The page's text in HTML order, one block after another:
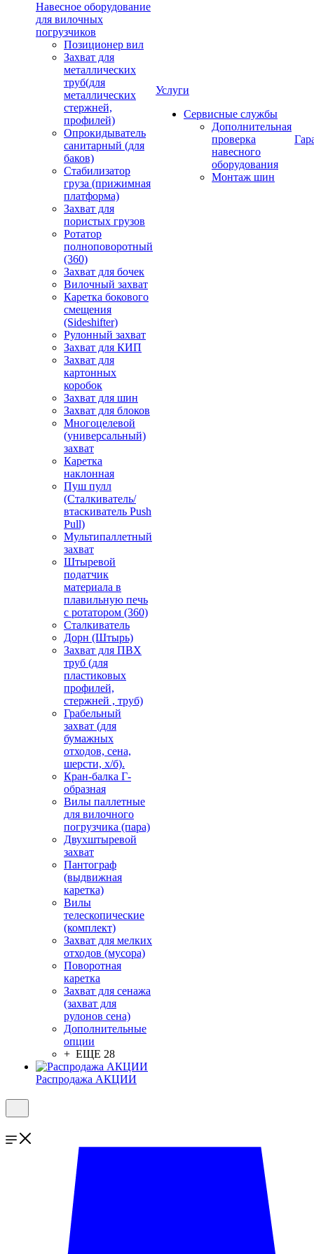
Навесное оборудование
для вилочных
погрузчиков
Позиционер вил
Захват для
металлических
труб(для
металлических
стержней,
профилей)
Опрокидыватель
санитарный (для
баков)
Стабилизатор
груза (прижимная
платформа)
Захват для
пористых грузов
Ротатор
полноповоротный
(360)
Захват для бочек
Вилочный захват
Каретка бокового
смещения
(Sideshifter)
Рулонный захват
Захват для КИП
Захват для
картонных
коробок
Захват для шин
Захват для блоков
Многоцелевой
(универсальный)
захват
Каретка
наклонная
Пуш пулл
(Сталкиватель/
втаскиватель Push
Pull)
Мультипаллетный
захват
Штыревой
податчик
материала в
плавильную печь
с ротатором (360)
Сталкиватель
Дорн (Штырь)
Захват для ПВХ
труб (для
пластиковых
профилей,
стержней , труб)
Грабельный
захват (для
бумажных
отходов, сена,
шерсти, х/б).
Кран-балка Г-
образная
Вилы паллетные
для вилочного
погрузчика (пара)
Двухштыревой
захват
Пантограф
(выдвижная
каретка)
Вилы
телескопические
(комплект)
Захват для мелких
отходов (мусора)
Поворотная
каретка
Захват для сенажа
(захват для
рулонов сена)
Дополнительные
опции
+ ЕЩЕ 28
Распродажа АКЦИИ
Услуги
Сервисные службы
Дополнительная
проверка
навесного
оборудования
Монтаж шин